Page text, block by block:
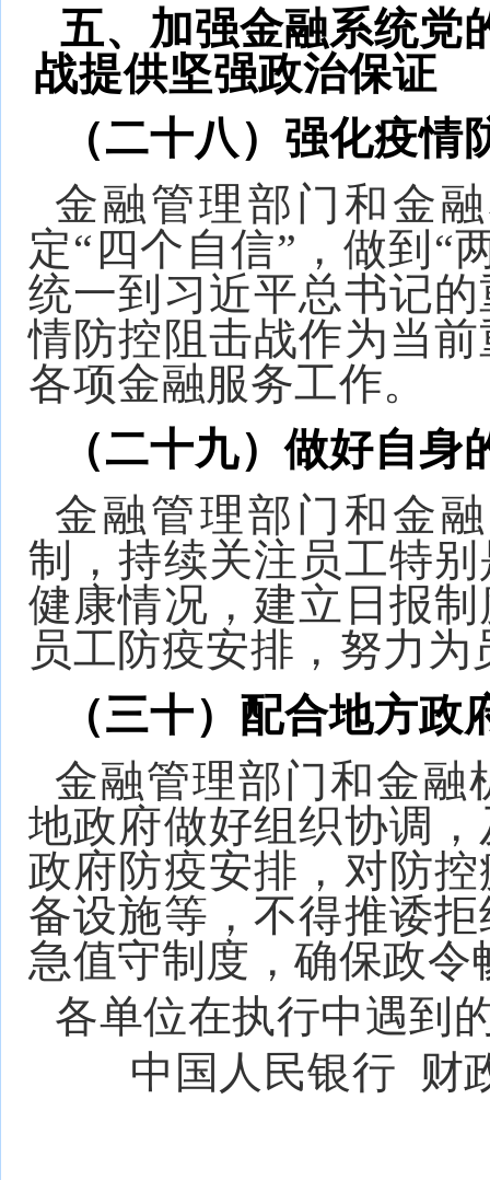
五、加强金融系统党
战提供坚强政治保证
（二十八）强化疫
金融管理部门和金
定“四个自信”，做到“
统一到习近平总书记
情防控阻击战作为当
各项金融服务工作。
（二十九）做好自
金融管理部门和金
制，持续关注员工特
健康情况，建立日报
员工防疫安排，努力
（三十）配合地方
金融管理部门和金融
地政府做好组织协调
政府防疫安排，对防
备设施等，不得推诿
急值守制度，确保政令
各单位在执行中遇到
中国人民银行 财